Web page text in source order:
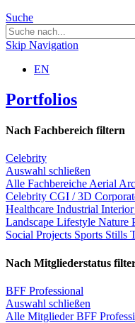
Suche
Skip Navigation
EN
Portfolios
Nach Fachbereich filtern
Celebrity
Auswahl schließen
Alle Fachbereiche Aerial
Celebrity CGI / 3D
Healthcare Industrial Interior
Landscape Lifestyle Nature
Social Projects Sports Stills
Nach Mitgliederstatus
BFF Professional
Auswahl schließen
Alle MitgliederBFF